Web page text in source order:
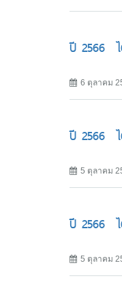
ปี 2566
6 ตุลาคม
ปี 2566
5 ตุลาคม
ปี 2566
5 ตุลาคม